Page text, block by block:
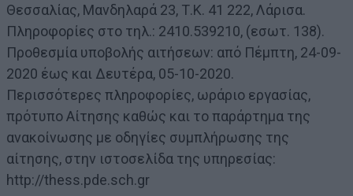
Θεσσαλίας, Μανδηλαρά 23, Τ.Κ. 41 222, Λάρισα.
Πληροφορίες στο τηλ.: 2410.539210, (εσωτ. 138).
Προθεσμία υποβολής αιτήσεων: από Πέμπτη, 24-09-
2020 έως και Δευτέρα, 05-10-2020.
Περισσότερες πληροφορίες, ωράριο εργασίας,
πρότυπο Αίτησης καθώς και το παράρτημα της
ανακοίνωσης με οδηγίες συμπλήρωσης της
αίτησης, στην ιστοσελίδα της υπηρεσίας:
http://thess.pde.sch.gr